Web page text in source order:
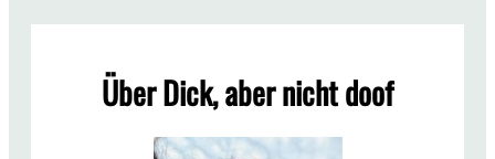
X
I
N
Über Dick, aber nicht doof